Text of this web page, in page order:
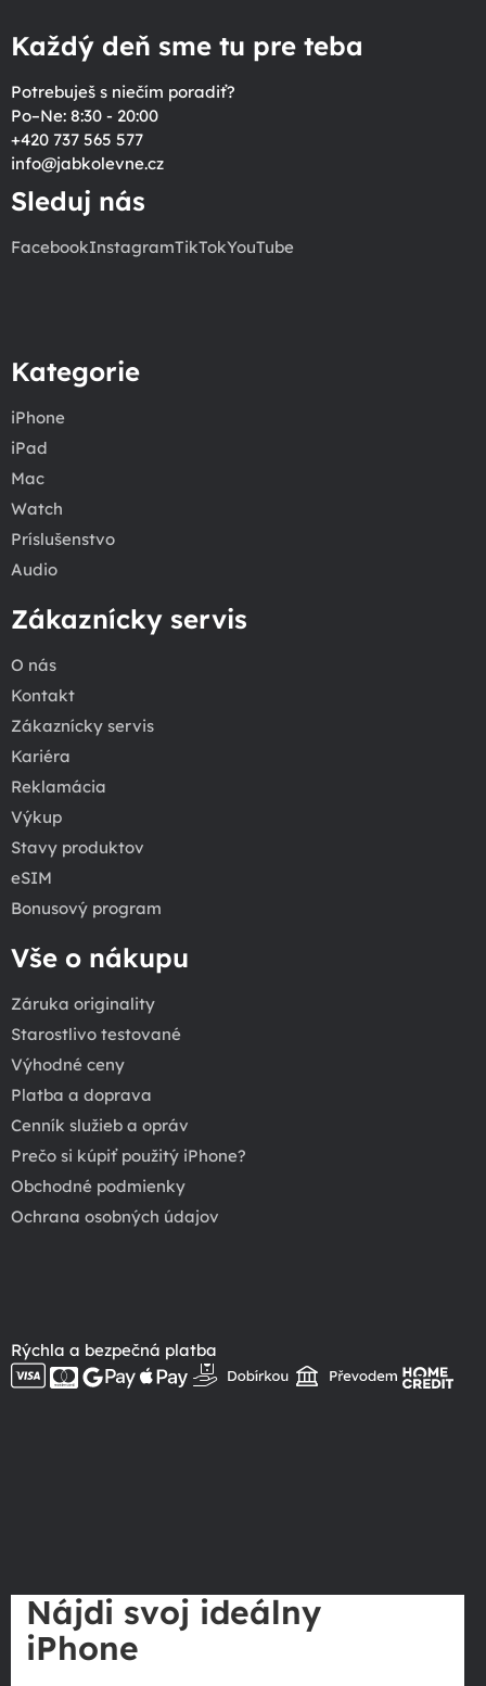
Každý deň sme tu pre teba
Potrebuješ s niečím poradiť?
Po–Ne: 8:30 - 20:00
+420 737 565 577
info@jabkolevne.cz
Sleduj nás
FacebookInstagramTikTokYouTube
Kategorie
iPhone
iPad
Mac
Watch
Príslušenstvo
Audio
Zákaznícky servis
O nás
Kontakt
Zákaznícky servis
Kariéra
Reklamácia
Výkup
Stavy produktov
eSIM
Bonusový program
Vše o nákupu
Záruka originality
Starostlivo testované
Výhodné ceny
Platba a doprava
Cenník služieb a opráv
Prečo si kúpiť použitý iPhone?
Obchodné podmienky
Ochrana osobných údajov
Rýchla a bezpečná platba
Nájdi svoj ideálny
iPhone